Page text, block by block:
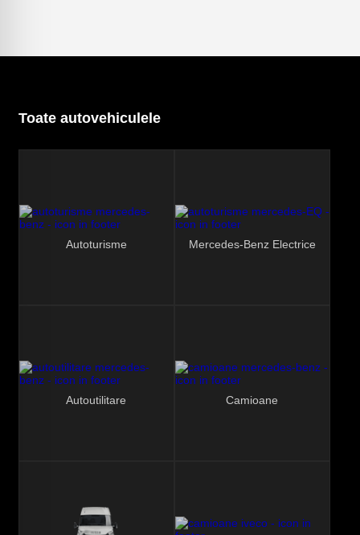
Toate autovehiculele
Autoturisme Mercedes-Benz Electrice
Autoutilitare Camioane